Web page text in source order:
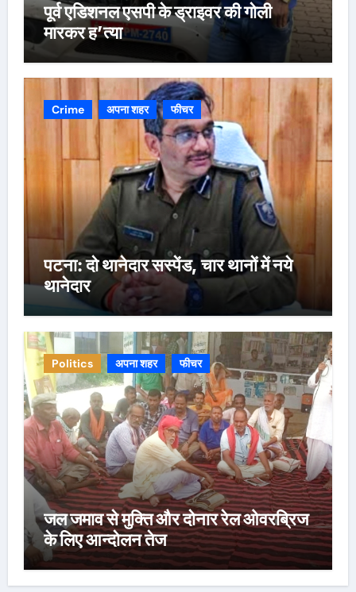
पूर्व एडिशनल एसपी के ड्राइवर की गोली
मारकर ह’त्या
Crime अपना शहर फीचर
पटना: दो थानेदार सस्पेंड, चार थानों में नये
थानेदार
Politics अपना शहर फीचर
जल जमाव से मुक्ति और दोनार रेल ओवरब्रिज
के लिए आन्दोलन तेज